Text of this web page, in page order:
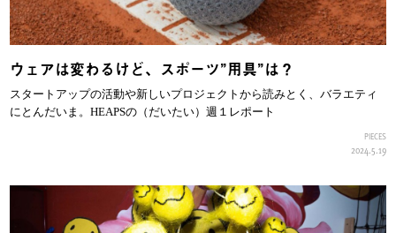
ウェアは変わるけど、スポーツ”用具”は？
スタートアップの活動や新しいプロジェクトから読みとく、バラエティ
にとんだいま。HEAPSの（だいたい）週１レポート
PIECES
2024.5.19